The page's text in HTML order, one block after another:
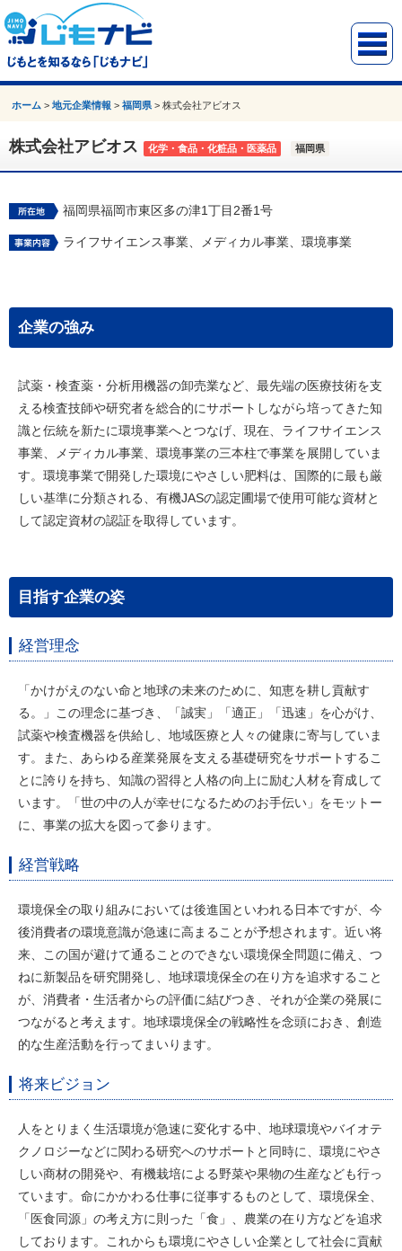
ホーム >地元企業情報 >福岡県 >株式会社アビオス
株式会社アビオス 化学・食品・化粧品・医薬品 福岡県
福岡県福岡市東区多の津1丁目2番1号
ライフサイエンス事業、メディカル事業、環境事業
企業の強み
試薬・検査薬・分析用機器の卸売業など、最先端の医療技術を支
える検査技師や研究者を総合的にサポートしながら培ってきた知
識と伝統を新たに環境事業へとつなげ、現在、ライフサイエンス
事業、メディカル事業、環境事業の三本柱で事業を展開していま
す。環境事業で開発した環境にやさしい肥料は、国際的に最も厳
しい基準に分類される、有機JASの認定圃場で使用可能な資材と
して認定資材の認証を取得しています。
目指す企業の姿
経営理念
「かけがえのない命と地球の未来のために、知恵を耕し貢献す
る。」この理念に基づき、「誠実」「適正」「迅速」を心がけ、
試薬や検査機器を供給し、地域医療と人々の健康に寄与していま
す。また、あらゆる産業発展を支える基礎研究をサポートするこ
とに誇りを持ち、知識の習得と人格の向上に励む人材を育成して
います。「世の中の人が幸せになるためのお手伝い」をモットー
に、事業の拡大を図って参ります。
経営戦略
環境保全の取り組みにおいては後進国といわれる日本ですが、今
後消費者の環境意識が急速に高まることが予想されます。近い将
来、この国が避けて通ることのできない環境保全問題に備え、つ
ねに新製品を研究開発し、地球環境保全の在り方を追求すること
が、消費者・生活者からの評価に結びつき、それが企業の発展に
つながると考えます。地球環境保全の戦略性を念頭におき、創造
的な生産活動を行ってまいります。
将来ビジョン
人をとりまく生活環境が急速に変化する中、地球環境やバイオテ
クノロジーなどに関わる研究へのサポートと同時に、環境にやさ
しい商材の開発や、有機栽培による野菜や果物の生産なども行っ
ています。命にかかわる仕事に従事するものとして、環境保全、
「医食同源」の考え方に則った「食」、農業の在り方などを追求
しております。これからも環境にやさしい企業として社会に貢献